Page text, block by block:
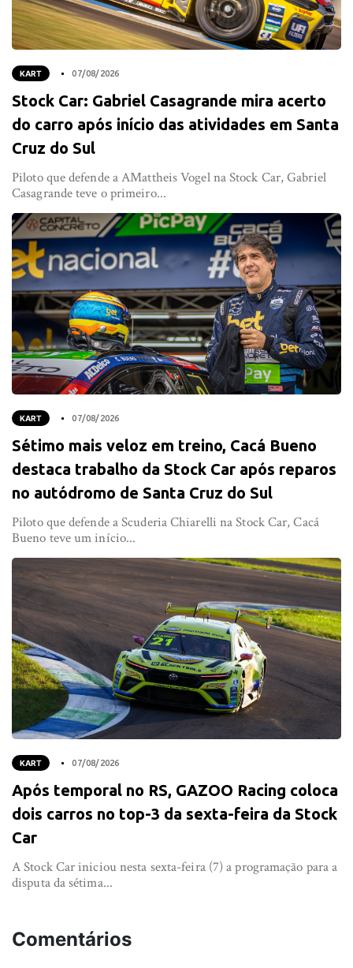
KART 07/08/2026
Stock Car: Gabriel Casagrande mira acerto
do carro após início das atividades em Santa
Cruz do Sul
Piloto que defende a AMattheis Vogel na Stock Car, Gabriel
Casagrande teve o primeiro...
KART 07/08/2026
Sétimo mais veloz em treino, Cacá Bueno
destaca trabalho da Stock Car após reparos
no autódromo de Santa Cruz do Sul
Piloto que defende a Scuderia Chiarelli na Stock Car, Cacá
Bueno teve um início...
KART 07/08/2026
Após temporal no RS, GAZOO Racing coloca
dois carros no top-3 da sexta-feira da Stock
Car
A Stock Car iniciou nesta sexta-feira (7) a programação para a
disputa da sétima...
Comentários